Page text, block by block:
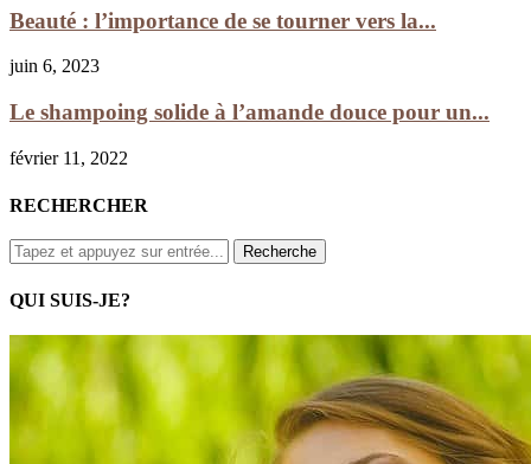
Beauté : l’importance de se tourner vers la...
juin 6, 2023
Le shampoing solide à l’amande douce pour un...
février 11, 2022
RECHERCHER
QUI SUIS-JE?